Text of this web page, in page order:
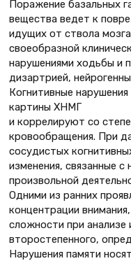
Поражение базальных
вещества ведет к
идущих от ствола
своеобразной
нарушениями ходьбы и
дизартрией,
Когнитивные
картины ХНМГ
и коррелируют со
кровообращения. При
сосудистых
изменения, связанные с
произвольной
Одними из ранних
концентрации
сложности при анализе
второстепенного,
Нарушения памяти